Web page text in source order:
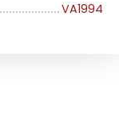
VA1994